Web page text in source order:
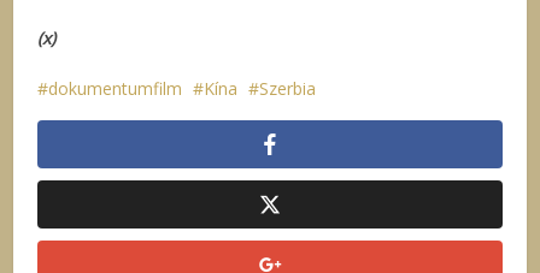
(x)
dokumentumfilm Kína Szerbia